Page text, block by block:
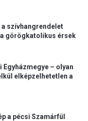
a szívhangrendelet
görögkatolikus érsek
– olyan
elképzelhetetlen a
a pécsi Szamárfül